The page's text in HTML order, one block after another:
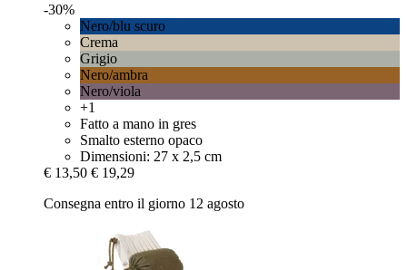
-30%
Nero/blu scuro
Crema
Grigio
Nero/ambra
Nero/viola
+1
Fatto a mano in gres
Smalto esterno opaco
Dimensioni: 27 x 2,5 cm
€ 13,50 € 19,29
Consegna entro il giorno 12 agosto